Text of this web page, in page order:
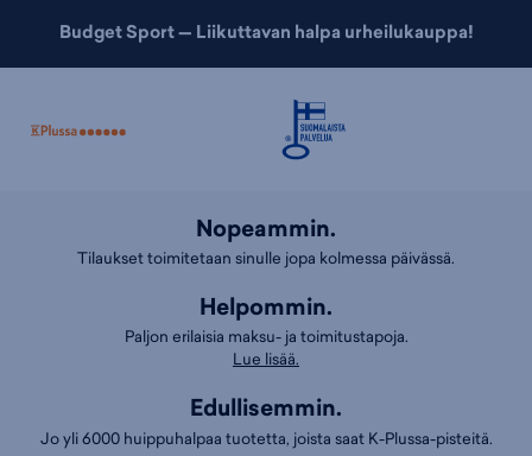
Budget Sport — Liikuttavan halpa urheilukauppa!
Nopeammin.
Tilaukset toimitetaan sinulle jopa kolmessa päivässä.
Helpommin.
Paljon erilaisia maksu- ja toimitustapoja.
Lue lisää.
Edullisemmin.
Jo yli 6000 huippuhalpaa tuotetta, joista saat K-Plussa-pisteitä.